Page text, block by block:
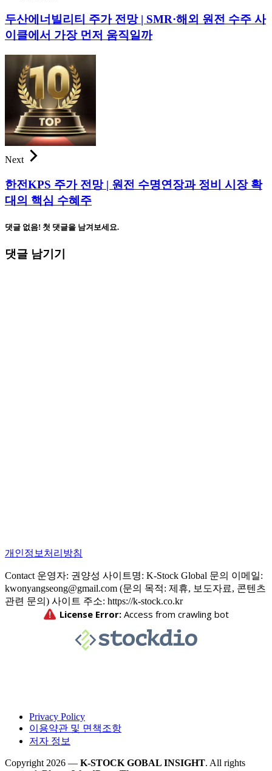
두산에너빌리티 주가 전망 | SMR·해외 원전 수주 사
이클에서 가장 먼저 움직일까
Next
한전KPS 주가 전망 | 원전 수명연장과 정비 시장 확
대의 핵심 수혜주
댓글 없음! 첫 댓글을 남겨보세요.
댓글 남기기
개인정보처리방침
Contact 운영자: 권양성 사이트명: K-Stock Global 문의 이메일:
kwonyangseong@gmail.com (문의 목적: 제휴, 보도자료, 콘텐츠
관련 문의) 사이트 주소: https://k-stock.co.kr
Privacy Policy
이용약관 및 면책조항
저자 정보
Copyright 2026 — K-STOCK GOBAL INSIGHT. All rights